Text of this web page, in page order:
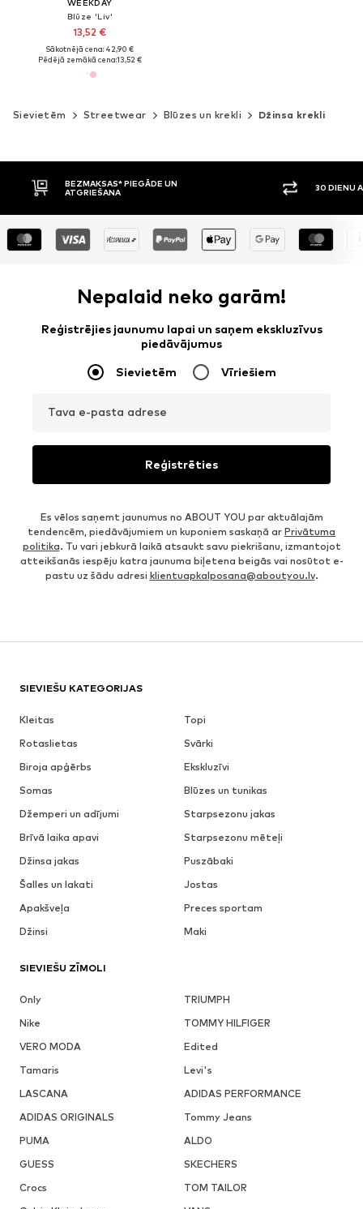
WEEKDAY
Blūze 'Liv'
13,52 €
Sākotnējā cena: 42,90 €
Pēdējā zemākā cena:13,52 €
Sievietēm Streetwear Blūzes un krekli Džinsa krekli
30 DIENU ATGRIEŠANAS TIESĪBAS APMAKSA
Nepalaid neko garām!
Reģistrējies jaunumu lapai un saņem ekskluzīvus
piedāvājumus
Sievietēm Vīriešiem
Tava e-pasta adrese
Reģistrēties
Es vēlos saņemt jaunumus no ABOUT YOU par aktuālajām
tendencēm, piedāvājumiem un kuponiem saskaņā ar Privātuma
politika. Tu vari jebkurā laikā atsaukt savu piekrišanu, izmantojot
atteikšanās iespēju katra jaunuma biļetena beigās vai nosūtot e-
pastu uz šādu adresi klientuapkalposana@aboutyou.lv.
SIEVIEŠU KATEGORIJAS
Kleitas
Topi
Rotaslietas
Svārki
Biroja apģērbs
Ekskluzīvi
Somas
Blūzes un tunikas
Džemperi un adījumi
Starpsezonu jakas
Brīvā laika apavi
Starpsezonu mēteļi
Džinsa jakas
Puszābaki
Šalles un lakati
Jostas
Apakšveļa
Preces sportam
Džinsi
Maki
SIEVIEŠU ZĪMOLI
Only
TRIUMPH
Nike
TOMMY HILFIGER
VERO MODA
Edited
Tamaris
Levi's
LASCANA
ADIDAS PERFORMANCE
ADIDAS ORIGINALS
Tommy Jeans
PUMA
ALDO
GUESS
SKECHERS
Crocs
TOM TAILOR